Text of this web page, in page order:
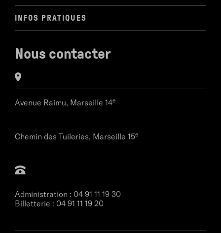
INFOS PRATIQUES
Nous contacter
Avenue Raimu, Marseille 14e
Chemin des Tuileries, Marseille 15e
Administration : 04 91 11 19 30
Billetterie : 04 91 11 19 20